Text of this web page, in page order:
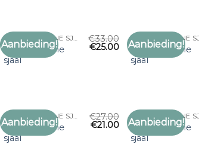
Aanbieding!
Toevoegen
ZWARTE DUNNE SJAAL
zwarte dunne
sjaal
€33.00
€25.00 Aanbieding!
zwarte dunne
sjaal
Aanbieding!
Toevoegen
ZWARTE DUNNE SJAAL
zwarte dunne
sjaal
€27.00
€21.00 Aanbieding!
zwarte dunne
sjaal